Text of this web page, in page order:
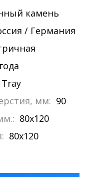
камень
/ Германия
мм: 90
80x120
80x120